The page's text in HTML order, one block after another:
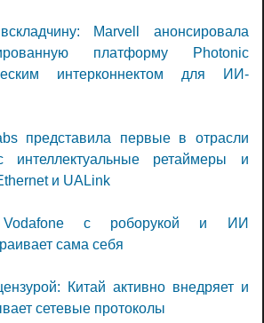
Marvell анонсировала
платформу Photonic
интерконнектом для ИИ-
представила первые в отрасли
интеллектуальные ретаймеры и
и UALink
с роборукой и ИИ
сама себя
Китай активно внедряет и
сетевые протоколы